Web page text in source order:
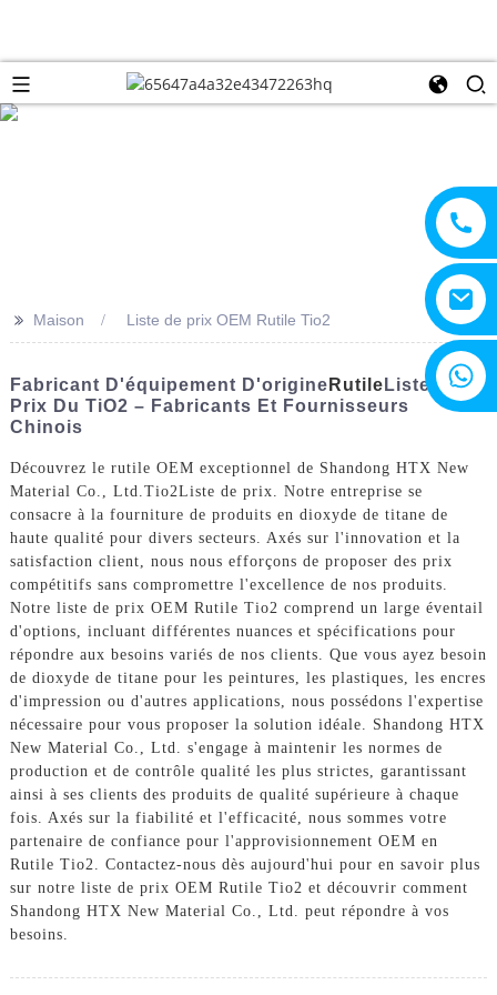
>> Maison Liste de prix OEM Rutile Tio2
Fabricant D'équipement D'origine Rutile Liste De
Prix Du TiO2 – Fabricants Et Fournisseurs
Chinois
Découvrez le rutile OEM exceptionnel de Shandong HTX New
Material Co., Ltd. Tio2Liste de prix. Notre entreprise se
consacre à la fourniture de produits en dioxyde de titane de
haute qualité pour divers secteurs. Axés sur l'innovation et la
satisfaction client, nous nous efforçons de proposer des prix
compétitifs sans compromettre l'excellence de nos produits.
Notre liste de prix OEM Rutile Tio2 comprend un large éventail
d'options, incluant différentes nuances et spécifications pour
répondre aux besoins variés de nos clients. Que vous ayez besoin
de dioxyde de titane pour les peintures, les plastiques, les encres
d'impression ou d'autres applications, nous possédons l'expertise
nécessaire pour vous proposer la solution idéale. Shandong HTX
New Material Co., Ltd. s'engage à maintenir les normes de
production et de contrôle qualité les plus strictes, garantissant
ainsi à ses clients des produits de qualité supérieure à chaque
fois. Axés sur la fiabilité et l'efficacité, nous sommes votre
partenaire de confiance pour l'approvisionnement OEM en
Rutile Tio2. Contactez-nous dès aujourd'hui pour en savoir plus
sur notre liste de prix OEM Rutile Tio2 et découvrir comment
Shandong HTX New Material Co., Ltd. peut répondre à vos
besoins.